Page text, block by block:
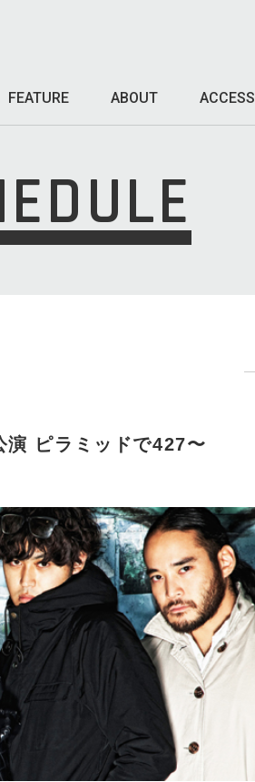
FEATURE ABOUT ACCESS
ピラミッドで427〜